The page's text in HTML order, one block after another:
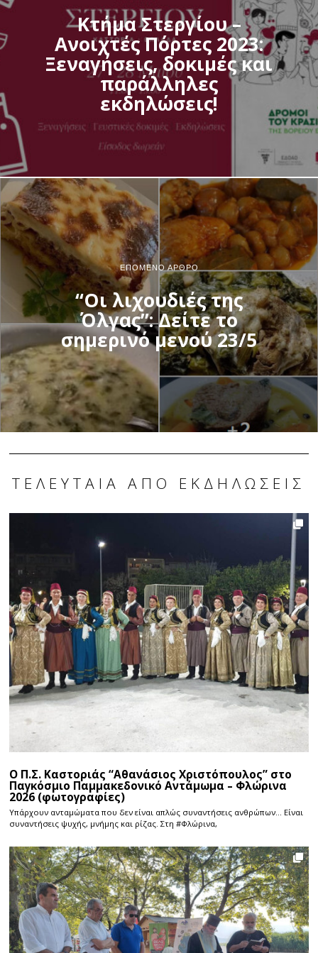
Κτήμα Στεργίου –
Ανοιχτές Πόρτες 2023:
Ξεναγήσεις, δοκιμές και
παράλληλες
εκδηλώσεις!
ΕΠΌΜΕΝΟ ΆΡΘΡΟ
“Οι λιχουδιές της
Όλγας”: Δείτε το
σημερινό μενού 23/5
ΤΕΛΕΥΤΑΊΑ ΑΠΌ ΕΚΔΗΛΏΣΕΙΣ
Ο Π.Σ. Καστοριάς “Αθανάσιος Χριστόπουλος” στο
Παγκόσμιο Παμμακεδονικό Αντάμωμα – Φλώρινα
2026 (φωτογραφίες)
Υπάρχουν ανταμώματα που δεν είναι απλώς συναντήσεις ανθρώπων… Είναι
συναντήσεις ψυχής, μνήμης και ρίζας. Στη #Φλώρινα,